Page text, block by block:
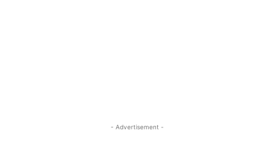
- Advertisement -